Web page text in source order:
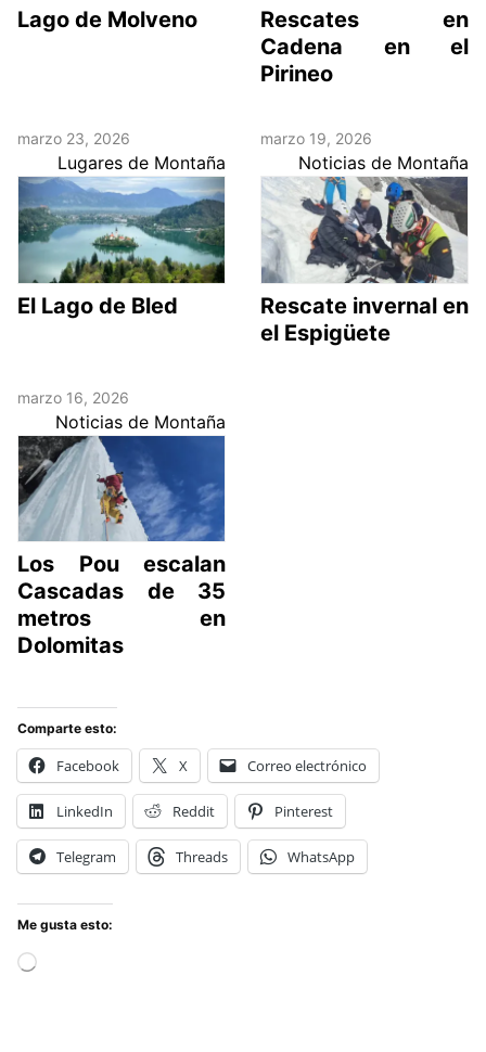
Lago de Molveno
Rescates en
Cadena en el
Pirineo
marzo 23, 2026
Lugares de Montaña
El Lago de Bled
marzo 19, 2026
Noticias de Montaña
Rescate invernal en
el Espigüete
marzo 16, 2026
Noticias de Montaña
Los Pou escalan
Cascadas de 35
metros en
Dolomitas
Comparte esto:
Facebook X Correo electrónico
LinkedIn Reddit Pinterest
Telegram Threads WhatsApp
Me gusta esto: